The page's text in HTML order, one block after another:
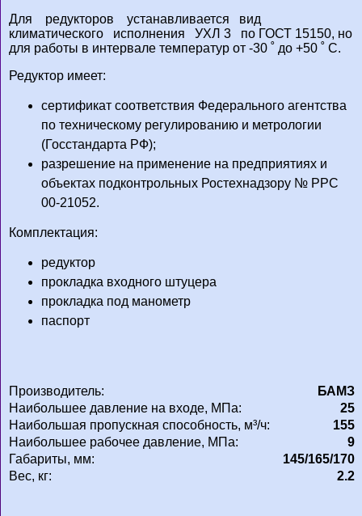
Для редукторов устанавливается вид
климатического исполнения УХЛ 3 по ГОСТ 15150, но
для работы в интервале температур от -30 ˚ до +50 ˚ С.
Редуктор имеет:
сертификат соответствия Федерального агентства
по техническому регулированию и метрологии
(Госстандарта РФ);
разрешение на применение на предприятиях и
объектах подконтрольных Ростехнадзору № РРС
00-21052.
Комплектация:
редуктор
прокладка входного штуцера
прокладка под манометр
паспорт
Производитель:
БАМЗ
Наибольшее давление на входе, МПа:
25
Наибольшая пропускная способность, м³/ч:
155
Наибольшее рабочее давление, МПа:
9
Габариты, мм:
145/165/170
Вес, кг:
2.2